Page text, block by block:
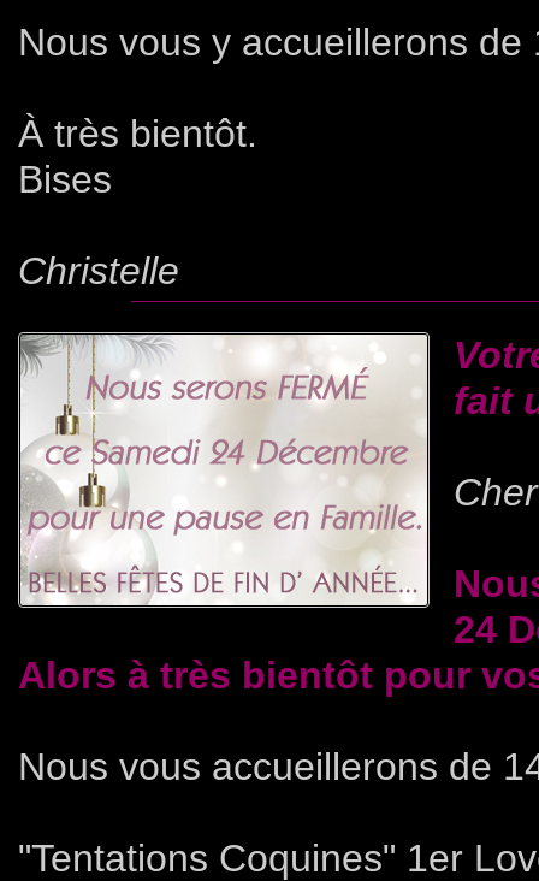
Nous vous y accueillerons de
À très bientôt.
Bises
Christelle
fait
24
Alors à très bientôt pour
Nous vous accueillerons de
"Tentations Coquines" 1er